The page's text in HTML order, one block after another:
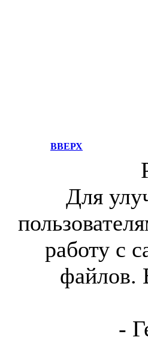
ВВЕРХ
Для
работу с
файлов.
-